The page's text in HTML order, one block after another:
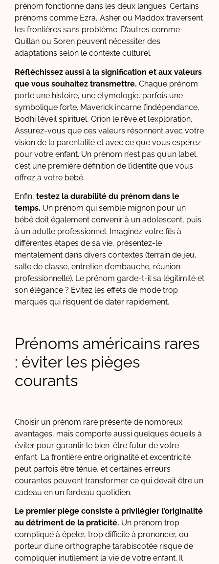
prénom fonctionne dans les deux langues. Certains
prénoms comme Ezra, Asher ou Maddox traversent
les frontières sans problème. D’autres comme
Quillan ou Soren peuvent nécessiter des
adaptations selon le contexte culturel.
Réfléchissez aussi à la signification et aux valeurs
que vous souhaitez transmettre. Chaque prénom
porte une histoire, une étymologie, parfois une
symbolique forte. Maverick incarne l’indépendance,
Bodhi l’éveil spirituel, Orion le rêve et l’exploration.
Assurez-vous que ces valeurs résonnent avec votre
vision de la parentalité et avec ce que vous espérez
pour votre enfant. Un prénom n’est pas qu’un label,
c’est une première définition de l’identité que vous
offrez à votre bébé.
Enfin, testez la durabilité du prénom dans le
temps. Un prénom qui semble mignon pour un
bébé doit également convenir à un adolescent, puis
à un adulte professionnel. Imaginez votre fils à
différentes étapes de sa vie, présentez-le
mentalement dans divers contextes (terrain de jeu,
salle de classe, entretien d’embauche, réunion
professionnelle). Le prénom garde-t-il sa légitimité et
son élégance ? Évitez les effets de mode trop
marqués qui risquent de dater rapidement.
Prénoms américains rares
: éviter les pièges
courants
Choisir un prénom rare présente de nombreux
avantages, mais comporte aussi quelques écueils à
éviter pour garantir le bien-être futur de votre
enfant. La frontière entre originalité et excentricité
peut parfois être ténue, et certaines erreurs
courantes peuvent transformer ce qui devait être un
cadeau en un fardeau quotidien.
Le premier piège consiste à privilégier l’originalité
au détriment de la praticité. Un prénom trop
compliqué à épeler, trop difficile à prononcer, ou
porteur d’une orthographe tarabiscotée risque de
compliquer inutilement la vie de votre enfant. Il